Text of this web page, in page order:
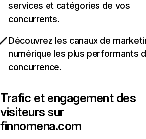
services et catégories de vos
concurrents.
Découvrez les canaux de
numérique les plus performants
concurrence.
Trafic et engagement des
visiteurs sur
finnomena.com